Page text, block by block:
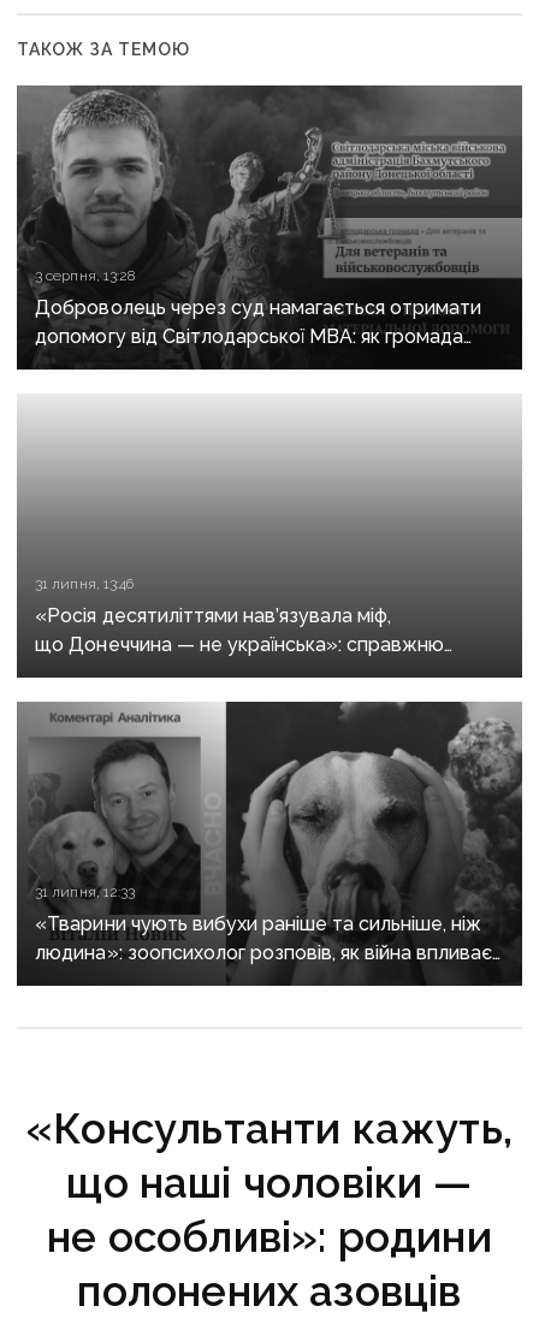
ТАКОЖ ЗА ТЕМОЮ
3 серпня, 13:28
Доброволець через суд намагається отримати
допомогу від Світлодарської МВА: як громада
руйнує довіру до влади
31 липня, 13:46
«Росія десятиліттями нав’язувала міф,
що Донеччина — не українська»: справжню
історію регіону зберуть в унікальному календарі
31 липня, 12:33
«Тварини чують вибухи раніше та сильніше, ніж
людина»: зоопсихолог розповів, як війна впливає
на домашніх улюбленців
«Консультанти кажуть,
що наші чоловіки —
не особливі»: родини
полонених азовців